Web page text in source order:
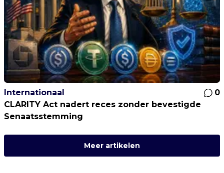
Internationaal
0
CLARITY Act nadert reces zonder bevestigde
Senaatsstemming
Meer artikelen